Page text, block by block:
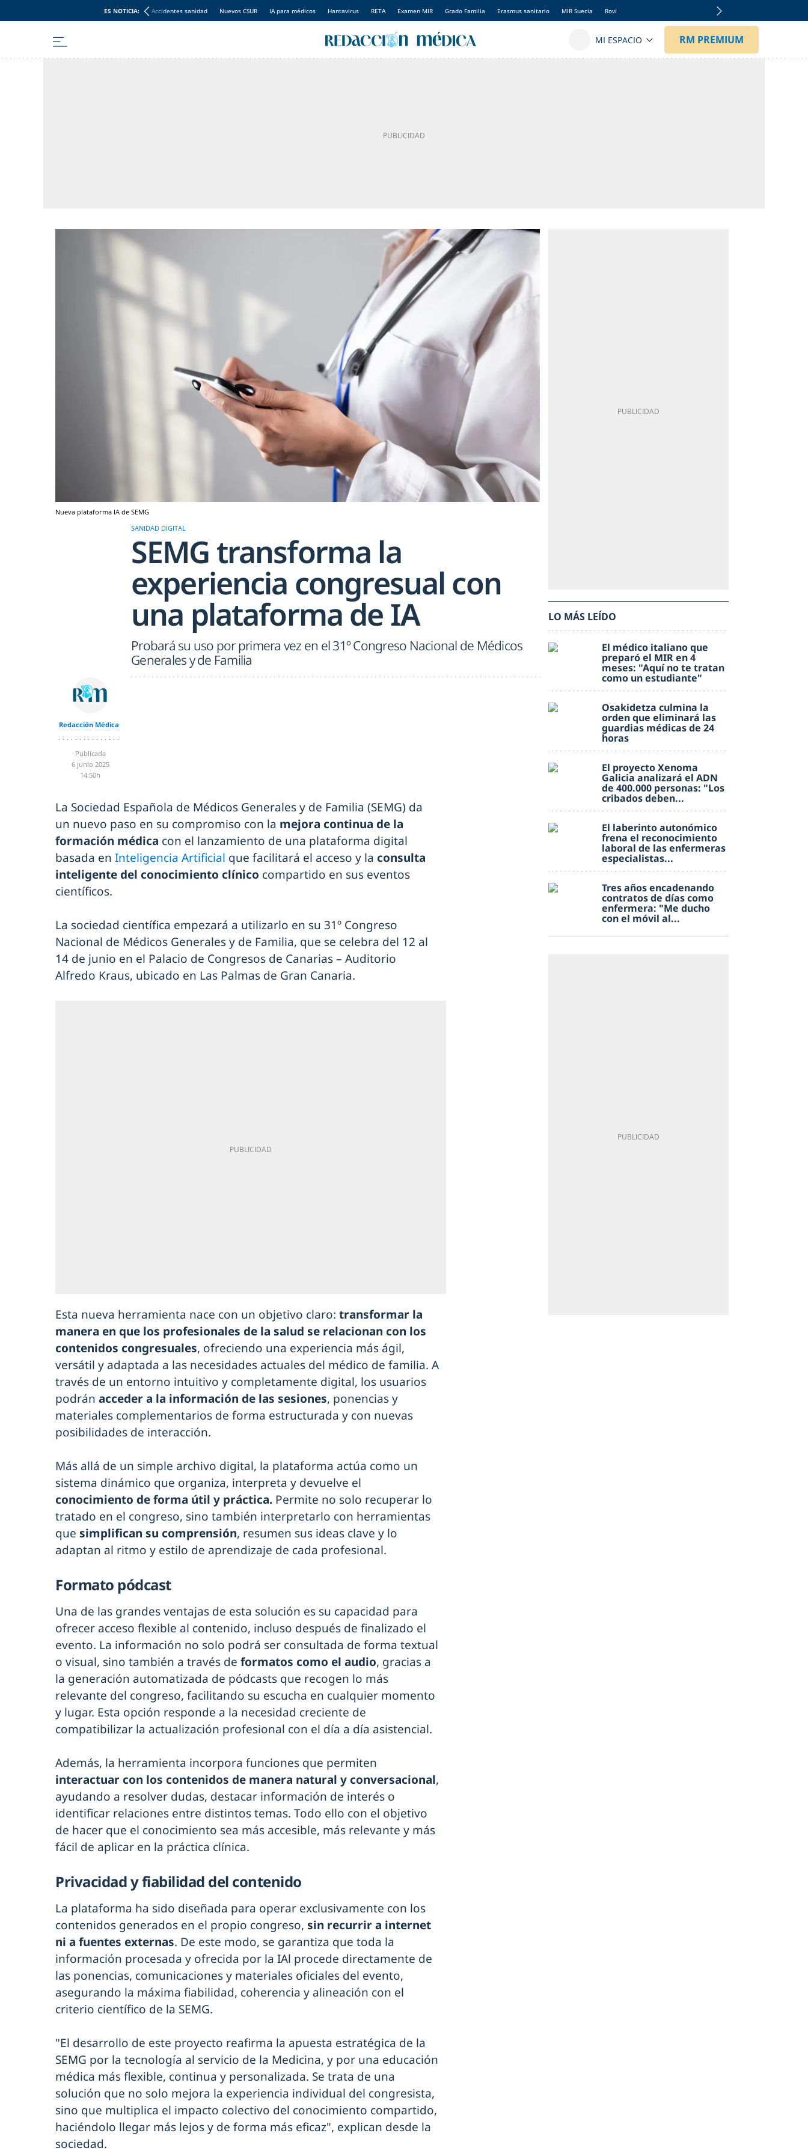
ES NOTICIA: Accidentes sanidad Nuevos CSUR IA para médicos Hantavirus RETA Examen MIR Grado Familia Erasmus sanitario MIR Suecia Rovi
Nueva plataforma IA de SEMG
SANIDAD DIGITAL
SEMG transforma la
experiencia congresual con
una plataforma de IA
Probará su uso por primera vez en el 31º Congreso Nacional de Médicos
Generales y de Familia
Redacción Médica
Publicada
6 junio 2025
14:50h
La Sociedad Española de Médicos Generales y de Familia (SEMG) da
un nuevo paso en su compromiso con la mejora continua de la
formación médica con el lanzamiento de una plataforma digital
basada en Inteligencia Artificial que facilitará el acceso y la consulta
inteligente del conocimiento clínico compartido en sus eventos
científicos.
La sociedad científica empezará a utilizarlo en su 31º Congreso
Nacional de Médicos Generales y de Familia, que se celebra del 12 al
14 de junio en el Palacio de Congresos de Canarias – Auditorio
Alfredo Kraus, ubicado en Las Palmas de Gran Canaria.
Esta nueva herramienta nace con un objetivo claro: transformar la
manera en que los profesionales de la salud se relacionan con los
contenidos congresuales, ofreciendo una experiencia más ágil,
versátil y adaptada a las necesidades actuales del médico de familia. A
través de un entorno intuitivo y completamente digital, los usuarios
podrán acceder a la información de las sesiones, ponencias y
materiales complementarios de forma estructurada y con nuevas
posibilidades de interacción.
Más allá de un simple archivo digital, la plataforma actúa como un
sistema dinámico que organiza, interpreta y devuelve el
conocimiento de forma útil y práctica. Permite no solo recuperar lo
tratado en el congreso, sino también interpretarlo con herramientas
que simplifican su comprensión, resumen sus ideas clave y lo
adaptan al ritmo y estilo de aprendizaje de cada profesional.
Formato pódcast
Una de las grandes ventajas de esta solución es su capacidad para
ofrecer acceso flexible al contenido, incluso después de finalizado el
evento. La información no solo podrá ser consultada de forma textual
o visual, sino también a través de formatos como el audio, gracias a
la generación automatizada de pódcasts que recogen lo más
relevante del congreso, facilitando su escucha en cualquier momento
y lugar. Esta opción responde a la necesidad creciente de
compatibilizar la actualización profesional con el día a día asistencial.
Además, la herramienta incorpora funciones que permiten
interactuar con los contenidos de manera natural y conversacional,
ayudando a resolver dudas, destacar información de interés o
identificar relaciones entre distintos temas. Todo ello con el objetivo
de hacer que el conocimiento sea más accesible, más relevante y más
fácil de aplicar en la práctica clínica.
Privacidad y fiabilidad del contenido
La plataforma ha sido diseñada para operar exclusivamente con los
contenidos generados en el propio congreso, sin recurrir a internet
ni a fuentes externas. De este modo, se garantiza que toda la
información procesada y ofrecida por la IAl procede directamente de
las ponencias, comunicaciones y materiales oficiales del evento,
asegurando la máxima fiabilidad, coherencia y alineación con el
criterio científico de la SEMG.
"El desarrollo de este proyecto reafirma la apuesta estratégica de la
SEMG por la tecnología al servicio de la Medicina, y por una educación
médica más flexible, continua y personalizada. Se trata de una
solución que no solo mejora la experiencia individual del congresista,
sino que multiplica el impacto colectivo del conocimiento compartido,
haciéndolo llegar más lejos y de forma más eficaz", explican desde la
sociedad.
LO MÁS LEÍDO
El médico italiano que
preparó el MIR en 4
meses: "Aquí no te tratan
como un estudiante"
Osakidetza culmina la
orden que eliminará las
guardias médicas de 24
horas
El proyecto Xenoma
Galicia analizará el ADN
de 400.000 personas: "Los
cribados deben...
El laberinto autonómico
frena el reconocimiento
laboral de las enfermeras
especialistas...
Tres años encadenando
contratos de días como
enfermera: "Me ducho
con el móvil al...